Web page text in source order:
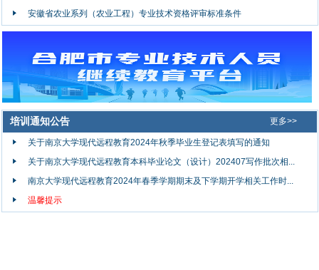
安徽省农业系列（农业工程）专业技术资格评审标准条件
培训通知公告 更多>>
关于南京大学现代远程教育2024年秋季毕业生登记表填写的通知
关于南京大学现代远程教育本科毕业论文（设计）202407写作批次相...
南京大学现代远程教育2024年春季学期期末及下学期开学相关工作时...
温馨提示